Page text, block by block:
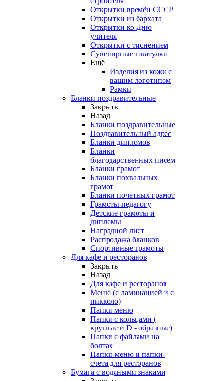
Открытки времён СССР
Открытки из бархата
Открытки ко Дню
учителя
Открытки с тиснением
Сувенирные шкатулки
Ещё
Изделия из кожи с
вашим логотипом
Рамки
Бланки поздравительные
Закрыть
Назад
Бланки поздравительные
Поздравительный адрес
Бланки дипломов
Бланки
благодарственных писем
Бланки грамот
Бланки похвальных
грамот
Бланки почетных грамот
Грамоты педагогу
Детские грамоты и
дипломы
Наградной лист
Распродажа бланков
Спортивные грамоты
Для кафе и ресторанов
Закрыть
Назад
Для кафе и ресторанов
Меню (с ламинацией и с
пикколо)
Папки меню
Папки с кольцами (
круглые и D - образные)
Папки с файлами на
болтах
Папки-меню и папки-
счета для ресторанов
Бумага с водяными знаками